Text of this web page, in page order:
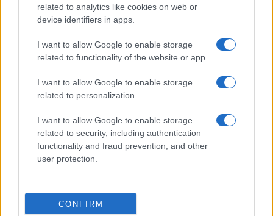
related to analytics like cookies on web or
device identifiers in apps.
I want to allow Google to enable storage
related to functionality of the website or app.
I want to allow Google to enable storage
related to personalization.
I want to allow Google to enable storage
related to security, including authentication
functionality and fraud prevention, and other
user protection.
CONFIRM
Il Córdoba ha ottenuto il II Trofeo Puertas dopo aver
sconfitto il Rayo ai rigori.
Nuova Zelanda: ondata di freddo eccezionale porta
neve a bassa quota
MotoGP e Olimpiadi. Le ultime news dalle competizioni
nazionali e internazionali, gli highlight delle partite, le